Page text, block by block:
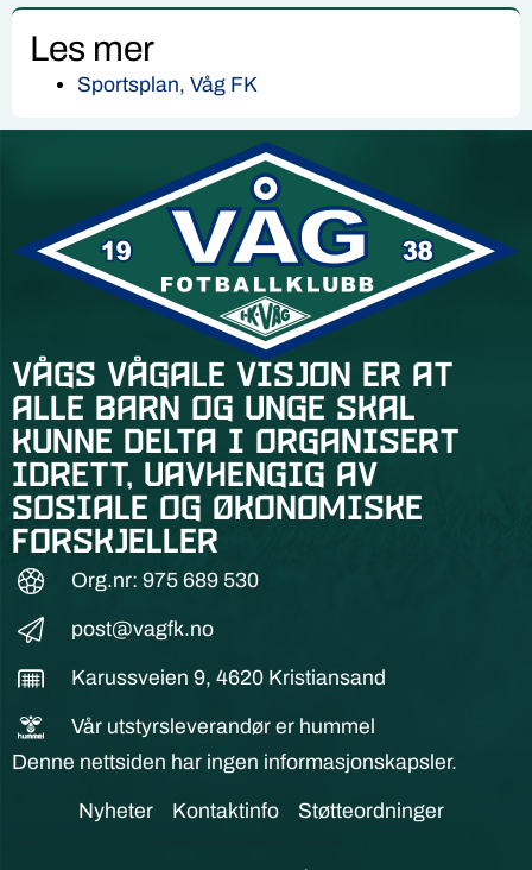
Les mer
Sportsplan, Våg FK
Vågs vågale visjon er at
alle barn og unge skal
kunne delta i organisert
idrett, uavhengig av
sosiale og økonomiske
forskjeller
Org.nr: 975 689 530
post@vagfk.no
Karussveien 9, 4620 Kristiansand
Vår utstyrsleverandør er hummel
Denne nettsiden har ingen informasjonskapsler.
Nyheter Kontaktinfo Støtteordninger